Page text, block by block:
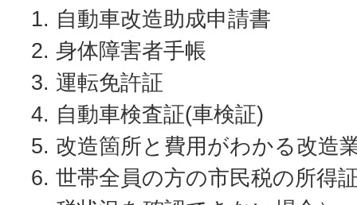
自動車改造助成申請書
身体障害者手帳
運転免許証
自動車検査証(車検証)
改造箇所と費用がわかる改造
世帯全員の方の市民税の所得